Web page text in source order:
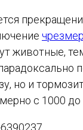
животные,
но и
с 1000 до